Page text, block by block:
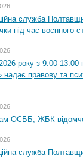
служба
під час воєнного
року з 9:00-13:00
надає правову та
ОСББ, ЖБК
служба